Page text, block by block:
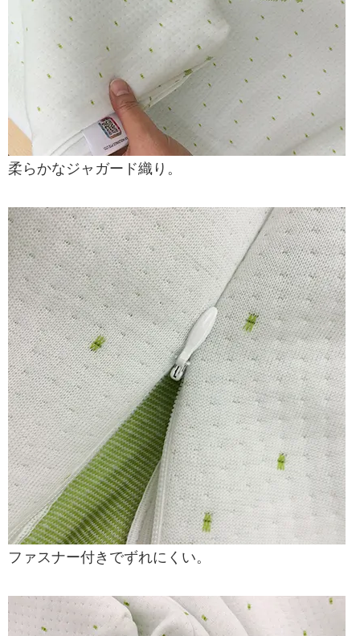
柔らかなジャガード織り。
ファスナー付きでずれにくい。